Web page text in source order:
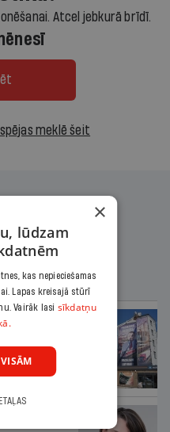
Atcel jebkurā brīdī.
meklē šeit
par
×
lūdzam
kas nepieciešamas
Lapas kreisajā stūrī
Vairāk lasi sīkdatņu